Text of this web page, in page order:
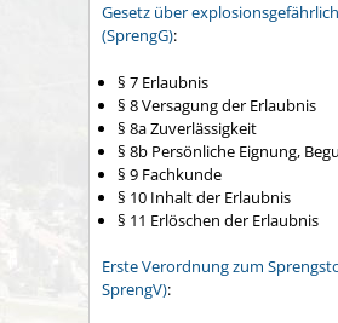
Gesetz über
(SprengG):
§ 7 Erlaubnis
§ 8 Versagung der Erlaubnis
§ 8a Zuverlässigkeit
§ 8b Persönliche Eignung,
§ 9 Fachkunde
§ 10 Inhalt der Erlaubnis
§ 11 Erlöschen der Erlaubnis
Erste Verordnung zum
SprengV):